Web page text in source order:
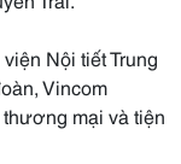
Nội tiết Trung
Vincom
mại và tiện